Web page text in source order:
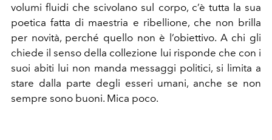
volumi fluidi che scivolano sul corpo, c’è tutta la sua
poetica fatta di maestria e ribellione, che non brilla
per novità, perché quello non è l’obiettivo. A chi gli
chiede il senso della collezione lui risponde che con i
suoi abiti lui non manda messaggi politici, si limita a
stare dalla parte degli esseri umani, anche se non
sempre sono buoni. Mica poco.